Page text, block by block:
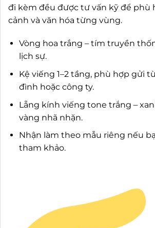
đi kèm đều được tư vấn kỹ để phù
cảnh và văn hóa từng vùng.
Vòng hoa trắng – tím truyền
lịch sự.
Kệ viếng 1–2 tầng, phù hợp gửi
đình hoặc công ty.
Lẵng kính viếng tone trắng –
vàng nhã nhặn.
Nhận làm theo mẫu riêng nếu
tham khảo.